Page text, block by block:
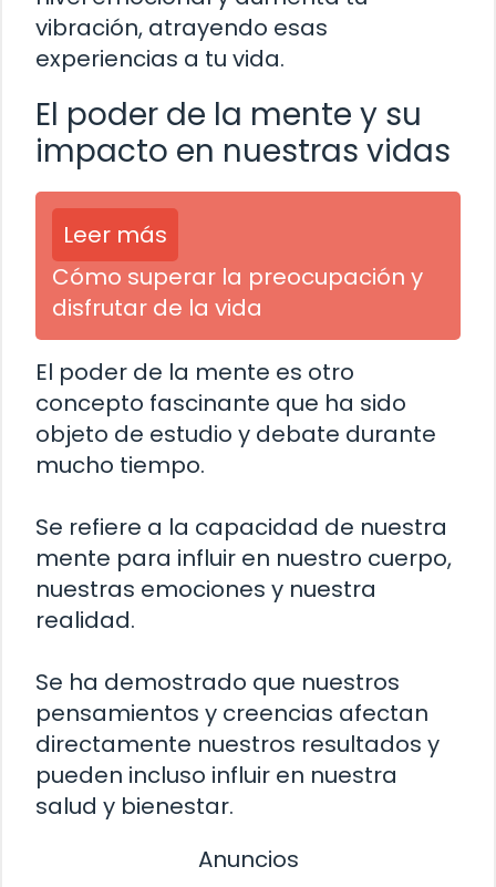
vibración, atrayendo esas
experiencias a tu vida.
El poder de la mente y su
impacto en nuestras vidas
Leer más
Cómo superar la preocupación y
disfrutar de la vida
El poder de la mente es otro
concepto fascinante que ha sido
objeto de estudio y debate durante
mucho tiempo.
Se refiere a la capacidad de nuestra
mente para influir en nuestro cuerpo,
nuestras emociones y nuestra
realidad.
Se ha demostrado que nuestros
pensamientos y creencias afectan
directamente nuestros resultados y
pueden incluso influir en nuestra
salud y bienestar.
Anuncios